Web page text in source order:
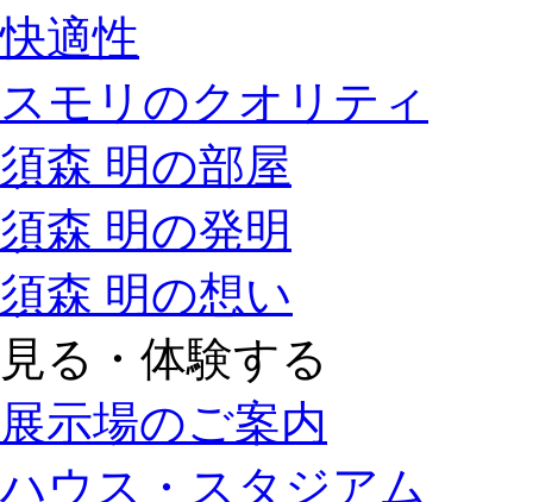
快適性
スモリのクオリティ
須森 明の部屋
須森 明の発明
須森 明の想い
見る・体験する
展示場のご案内
ハウス・スタジアム